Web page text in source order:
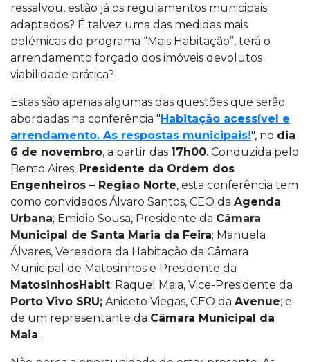
ressalvou, estão já os regulamentos municipais
adaptados? É talvez uma das medidas mais
polémicas do programa “Mais Habitação”, terá o
arrendamento forçado dos imóveis devolutos
viabilidade prática?
Estas são apenas algumas das questões que serão
abordadas na conferência "Habitação acessível e
arrendamento. As respostas municipais!", no dia
6 de novembro, a partir das 17h00. Conduzida pelo
Bento Aires, Presidente da Ordem dos
Engenheiros – Região Norte, esta conferência tem
como convidados Álvaro Santos, CEO da Agenda
Urbana; Emidio Sousa, Presidente da Câmara
Municipal de Santa Maria da Feira; Manuela
Álvares, Vereadora da Habitação da Câmara
Municipal de Matosinhos e Presidente da
MatosinhosHabit; Raquel Maia, Vice-Presidente da
Porto Vivo SRU; Aniceto Viegas, CEO da Avenue; e
de um representante da Câmara Municipal da
Maia.